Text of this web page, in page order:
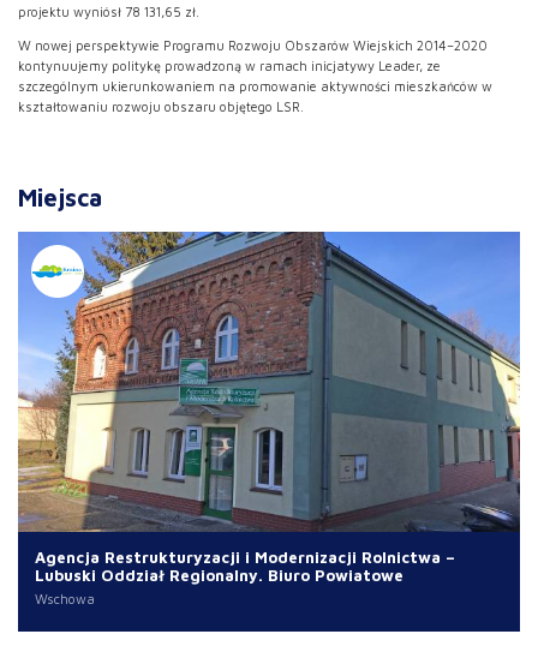
projektu wyniósł 78 131,65 zł.
W nowej perspektywie Programu Rozwoju Obszarów Wiejskich 2014–2020
kontynuujemy politykę prowadzoną w ramach inicjatywy Leader, ze
szczególnym ukierunkowaniem na promowanie aktywności mieszkańców w
kształtowaniu rozwoju obszaru objętego LSR.
Miejsca
Agencja Restrukturyzacji i Modernizacji Rolnictwa –
Lubuski Oddział Regionalny. Biuro Powiatowe
Wschowa